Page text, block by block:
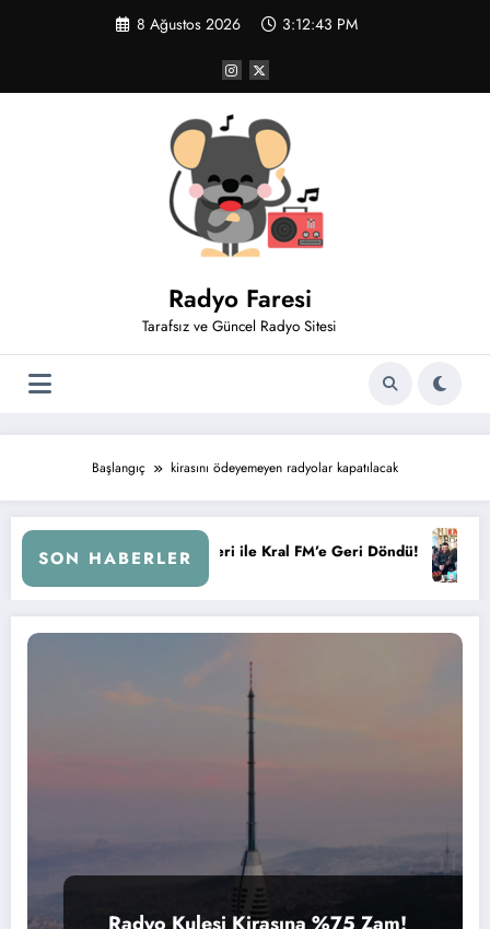
8 Ağustos 2026 3:12:44 PM
Radyo Faresi
Tarafsız ve Güncel Radyo Sitesi
Başlangıç kirasını ödeyemeyen radyolar kapatılacak
SON HABERLER
Çemberi ile Kral FM’e Geri Döndü! KAFA RADYO 6